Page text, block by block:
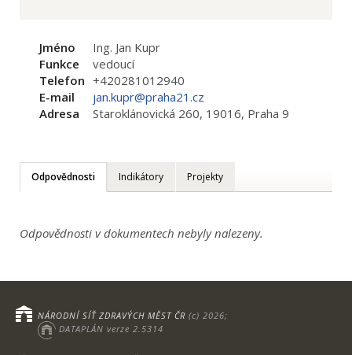
Jméno
Ing. Jan Kupr
Funkce
vedoucí
Telefon +420281012940
E-mail
jan.kupr@praha21.cz
Adresa
Staroklánovická 260, 19016, Praha 9
Odpovědnosti Indikátory Projekty
Odpovědnosti v dokumentech nebyly nalezeny.
NÁRODNÍ SÍŤ ZDRAVÝCH MĚST ČR (c) 2026;
DATAPLÁN verze 2.5314